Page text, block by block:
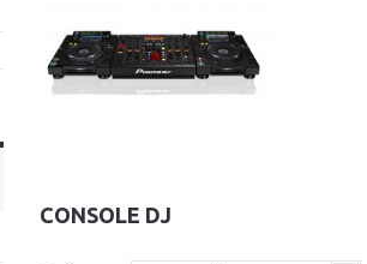
CONSOLE DJ